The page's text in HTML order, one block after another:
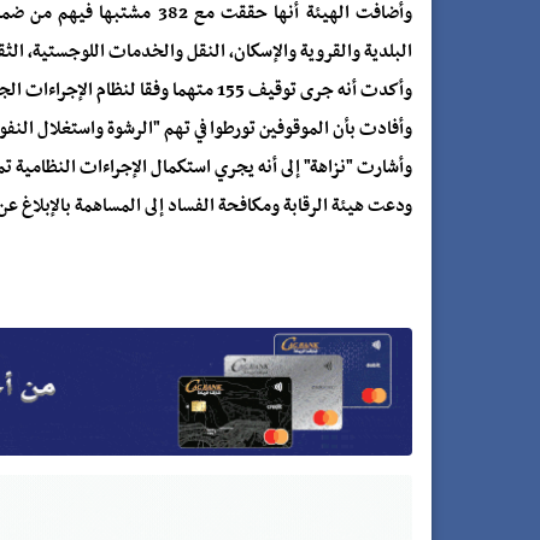
وأضافت الهيئة أنها حققت
البلدية والقروية والإسكان، النقل والخدمات اللوجستية،
وأكدت أنه جرى توقيف 155 متهما وفقا لنظام الإجراءات الجزائية، منهم من أطلق سراحه بالكفالة الضامنة.
وأفادت بأن الموقوفين تورطوا في تهم "الرشوة واستغلال
وأشارت "نزاهة" إلى أنه يجري استكمال الإجراءات النظامية
ودعت هيئة الرقابة ومكافحة الفساد إلى المساهمة